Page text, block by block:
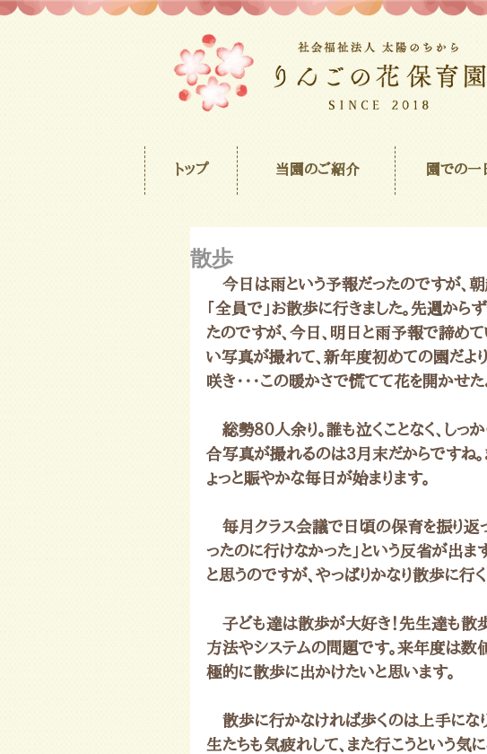
トップ 当園のご紹介 園での
散歩
今日は雨という予報だったのですが、
「全員で」お散歩に行きました。先週か
たのですが、今日、明日と雨予報で諦め
い写真が撮れて、新年度初めての園だよ
咲き・・・この暖かさで慌てて花を開かせた
総勢８０人余り。誰も泣くことなく、し
合写真が撮れるのは3月末だからですね。
ょっと賑やかな毎日が始まります。
毎月クラス会議で日頃の保育を振り返
ったのに行けなかった」という反省が出
と思うのですが、やっぱりかなり散歩に行
子ども達は散歩が大好き！先生達も散
方法やシステムの問題です。来年度は数
極的に散歩に出かけたいと思います。
散歩に行かなければ歩くのは上手にな
生たちも気疲れして、また行こうという気